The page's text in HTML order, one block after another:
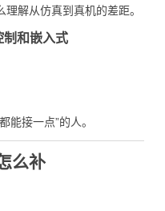
解从仿真到真机的差距。
制和嵌入式
能接一点”的人。
么补